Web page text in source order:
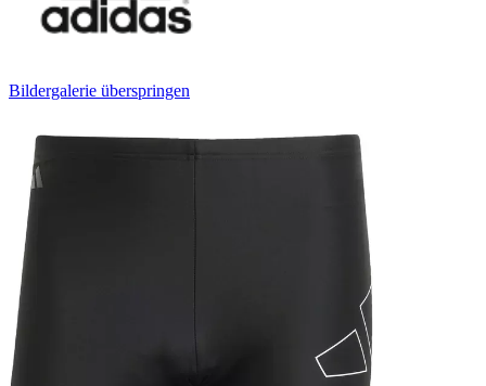
Bildergalerie überspringen